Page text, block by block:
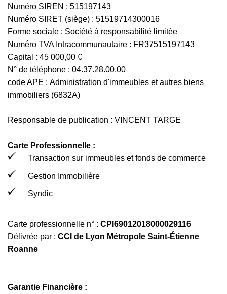
Numéro SIREN : 515197143
Numéro SIRET (siège) : 51519714300016
Forme sociale : Société à responsabilité limitée
Numéro TVA Intracommunautaire : FR37515197143
Capital : 45 000,00 €
N° de téléphone : 04.37.28.00.00
code APE : Administration d'immeubles et autres biens
immobiliers (6832A)
Responsable de publication : VINCENT TARGE
Carte Professionnelle :
Transaction sur immeubles et fonds de commerce
Gestion Immobilière
Syndic
Carte professionnelle n° : CPI69012018000029116
Délivrée par : CCI de Lyon Métropole Saint-Étienne
Roanne
Garantie Financière :